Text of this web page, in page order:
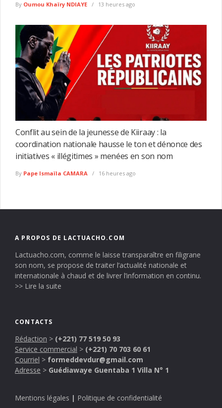
By Oumou Khaïry NDIAYE 13 heures ago
Conflit au sein de la jeunesse de Kiiraay : la
coordination nationale hausse le ton et dénonce des
initiatives « illégitimes » menées en son nom
By Pape Ismaïla CAMARA 16 heures ago
A PROPOS DE LACTUACHO.COM
Lactuacho.com, comme le laisse transparaître en filigrane
son nom, se propose de traiter l’actualité nationale et
internationale à chaud et de livrer l’information en continu.
>> Lire la suite
CONTACTS
Rédaction > (+221) 77 519 50 93
Service commercial > (+221) 70 703 60 61
Courriel > formeddevdur@gmail.com
Adresse > Guédiawaye Guentaba 1 Villa N° 1
Mentions légales | Politique de confidentialité